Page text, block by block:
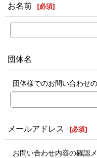
お名前 [必須]
団体名
団体様でのお問い合わせ
メールアドレス [必須]
お問い合わせ内容の確認